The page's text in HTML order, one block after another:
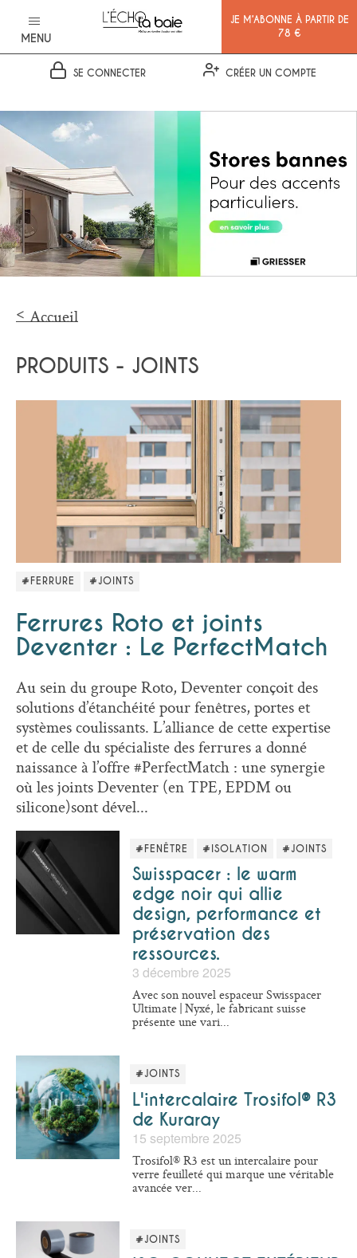
MENU
JE M’ABONNE À PARTIR DE
78 €
SE CONNECTER CRÉER UN COMPTE
Accueil
PRODUITS - JOINTS
#FERRURE #JOINTS
Ferrures Roto et joints
Deventer : Le PerfectMatch
Au sein du groupe Roto, Deventer conçoit des
solutions d’étanchéité pour fenêtres, portes et
systèmes coulissants. L’alliance de cette expertise
et de celle du spécialiste des ferrures a donné
naissance à l’offre #PerfectMatch : une synergie
où les joints Deventer (en TPE, EPDM ou
silicone)sont dével...
#FENÊTRE #ISOLATION #JOINTS
Swisspacer : le warm
edge noir qui allie
design, performance et
préservation des
ressources.
3 décembre 2025
Avec son nouvel espaceur Swisspacer
Ultimate | Nyxé, le fabricant suisse
présente une vari...
#JOINTS
L'intercalaire Trosifol® R3
de Kuraray
15 septembre 2025
Trosifol® R3 est un intercalaire pour
verre feuilleté qui marque une véritable
avancée ver...
#JOINTS